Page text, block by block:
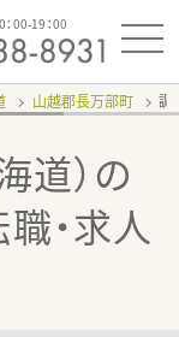
00-19：00
山越郡長万部町 調
道）の
・求人